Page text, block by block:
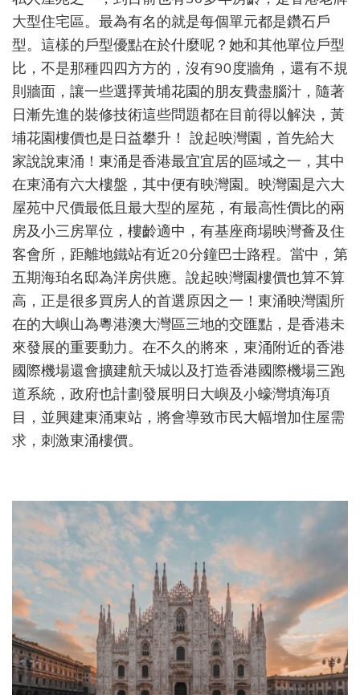
映
灣
園，
給
你
家
的
歸
屬
大型住宅區。最為有名的就是每個單元都是鑽石戶
型。這樣的戶型優點在於什麼呢？她和其他單位戶型
比，不是那種四四方方的，沒有90度牆角，還有不規
則牆面，讓一些選擇黃埔花園的朋友費盡腦汁，隨著
日漸先進的裝修技術這些問題都在目前得以解決，黃
埔花園樓價也是日益攀升！ 說起映灣園，首先給大
家說說東涌！東涌是香港最宜宜居的區域之一，其中
在東涌有六大樓盤，其中便有映灣園。映灣園是六大
屋苑中尺價最低且最大型的屋苑，有最高性價比的兩
房及小三房單位，樓齡適中，有基座商場映灣薈及住
客會所，距離地鐵站有近20分鐘巴士路程。當中，第
五期海珀名邸為洋房供應。說起映灣園樓價也算不算
高，正是很多買房人的首選原因之一！東涌映灣園所
在的大嶼山為粵港澳大灣區三地的交匯點，是香港未
來發展的重要動力。在不久的將來，東涌附近的香港
國際機場還會擴建航天城以及打造香港國際機場三跑
道系統，政府也計劃發展明日大嶼及小蠔灣填海項
目，並興建東涌東站，將會導致市民大幅增加住屋需
求，刺激東涌樓價。